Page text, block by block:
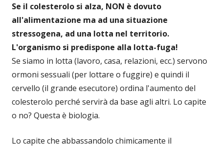
Se il colesterolo si alza, NON è dovuto
all'alimentazione ma ad una situazione
stressogena, ad una lotta nel territorio.
L'organismo si predispone alla lotta-fuga!
Se siamo in lotta (lavoro, casa, relazioni, ecc.) servono
ormoni sessuali (per lottare o fuggire) e quindi il
cervello (il grande esecutore) ordina l'aumento del
colesterolo perché servirà da base agli altri. Lo capite
o no? Questa è biologia.
Lo capite che abbassandolo chimicamente il